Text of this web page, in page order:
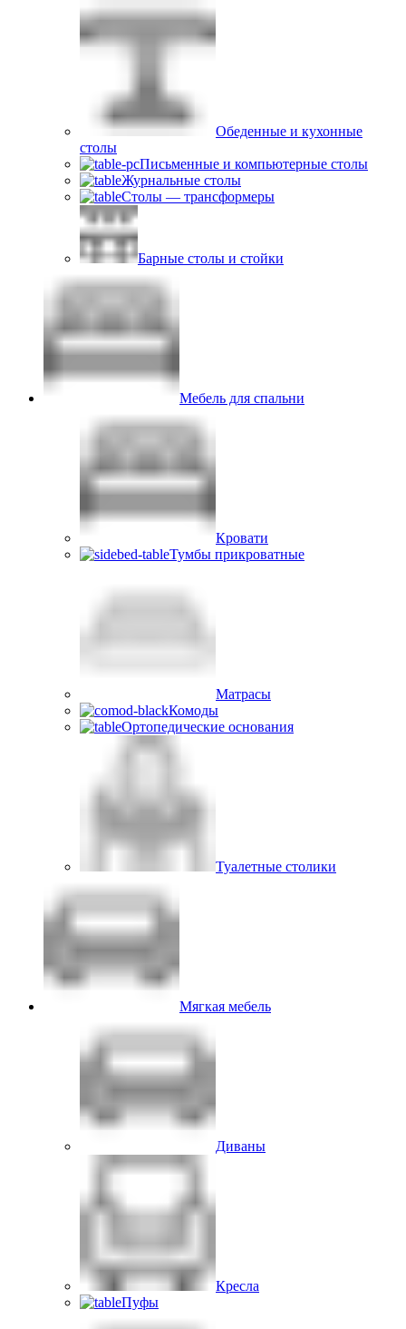
Обеденные и кухонные
столы
Письменные и компьютерные столы
Журнальные столы
Столы — трансформеры
Барные столы и стойки
Мебель для спальни
Кровати
Тумбы прикроватные
Матрасы
Комоды
Ортопедические основания
Туалетные столики
Мягкая мебель
Диваны
Кресла
Пуфы